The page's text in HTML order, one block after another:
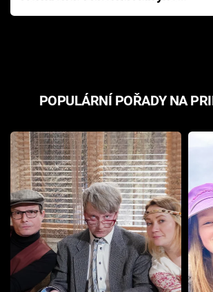
Pottera přišla s ráznou
POPULÁRNÍ POŘADY NA